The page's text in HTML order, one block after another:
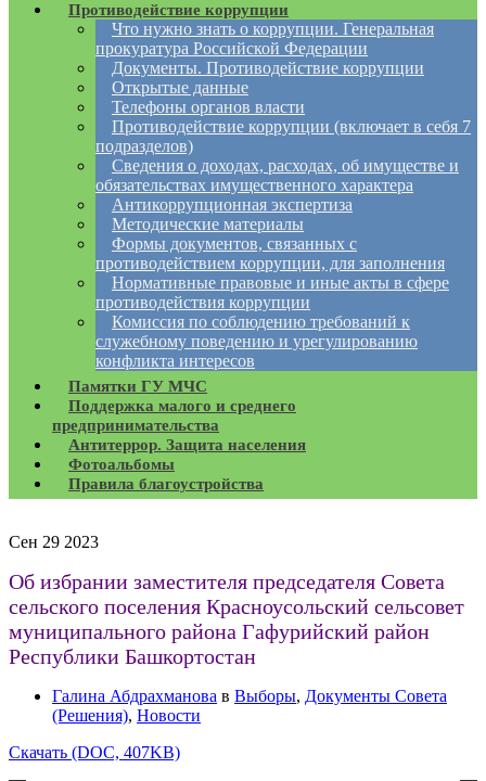
Противодействие коррупции
Что нужно знать о коррупции. Генеральная
прокуратура Российской Федерации
Документы. Противодействие коррупции
Открытые данные
Телефоны органов власти
Противодействие коррупции (включает в себя 7
подразделов)
Сведения о доходах, расходах, об имуществе и
обязательствах имущественного характера
Антикоррупционная экспертиза
Методические материалы
Формы документов, связанных с
противодействием коррупции, для заполнения
Нормативные правовые и иные акты в сфере
противодействия коррупции
Комиссия по соблюдению требований к
служебному поведению и урегулированию
конфликта интересов
Памятки ГУ МЧС
Поддержка малого и среднего
предпринимательства
Антитеррор. Защита населения
Фотоальбомы
Правила благоустройства
Сен 29 2023
Об избрании заместителя председателя Совета
сельского поселения Красноусольский сельсовет
муниципального района Гафурийский район
Республики Башкортостан
Галина Абдрахманова в Выборы, Документы Совета
(Решения), Новости
Скачать (DOC, 407KB)